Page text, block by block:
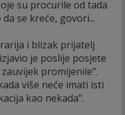
su procurile od tada
se kreće, govori...
i blizak prijatelj
je poslije posjete
promijenile".
više neće imati isti
kao nekada".